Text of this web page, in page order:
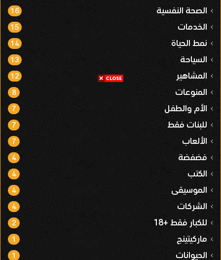
الصحة النفسية 16
الخدمات 15
نمط الحياة 14
السياحة 13
المشاهير 12
المنوعات 8
الأم والطفل 7
للبنات فقط 7
الألعاب 7
فضفضة 4
الكتب 4
الموسيقى 4
الشركات 4
للكبار فقط +18 2
ماركيتينج 1
الحيوانات 1